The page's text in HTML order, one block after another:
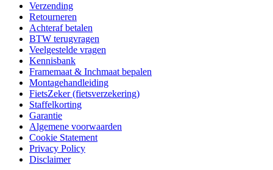
Verzending
Retourneren
Achteraf betalen
BTW terugvragen
Veelgestelde vragen
Kennisbank
Framemaat & Inchmaat bepalen
Montagehandleiding
FietsZeker (fietsverzekering)
Staffelkorting
Garantie
Algemene voorwaarden
Cookie Statement
Privacy Policy
Disclaimer